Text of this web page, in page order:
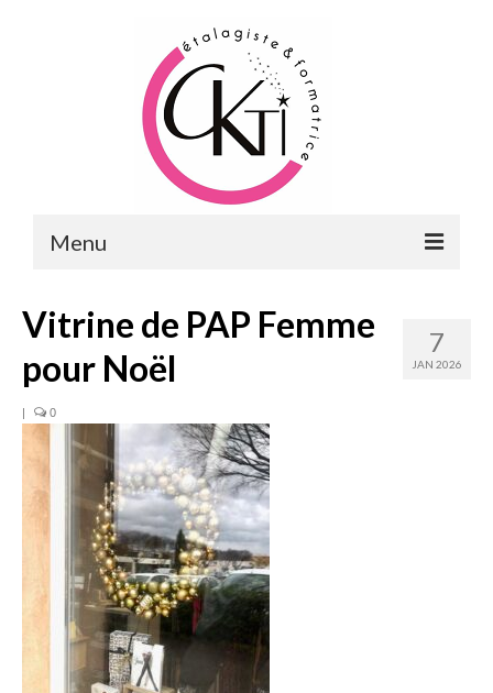
Menu
MERCHANDISING & VITRINES
FORMATIONS RH
FORMATIONS DE FORMATEURS
CONSEILS & PRESTATIONS
REALISATIONS
CONTACT
7
JAN 2026
Vitrine de PAP Femme
pour Noël
| 0